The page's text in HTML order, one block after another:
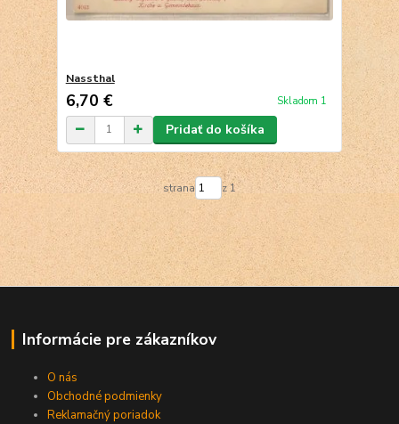
Nassthal
6,70 € Skladom 1
Pridať do košíka
strana z 1
Informácie pre zákazníkov
O nás
Obchodné podmienky
Reklamačný poriadok